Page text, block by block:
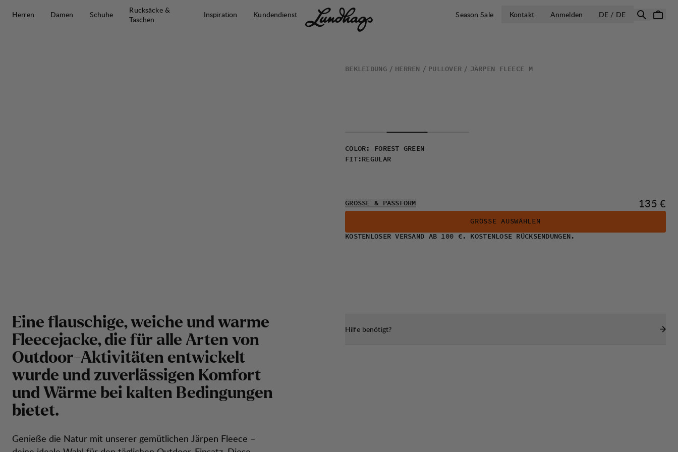
Herren
Damen Schuhe
Rucksäcke &
Taschen
Inspiration Kundendienst Season Sale Kontakt Anmelden DE / DELAND
BEKLEIDUNG HERREN PULLOVER JÄRPEN FLEECE M
COLOR :
FOREST GREEN
FIT: REGULAR
GRÖSSE & PASSFORM Preis:
135 €
GRÖSSE AUSWÄHLEN
KOSTENLOSER VERSAND AB 100 €. KOSTENLOSE RÜCKSENDUNGEN.
Eine flauschige, weiche und warme
Fleecejacke, die für alle Arten von
Outdoor-Aktivitäten entwickelt
wurde und zuverlässigen Komfort
und Wärme bei kalten Bedingungen
bietet.
Genieße die Natur mit unserer gemütlichen Järpen Fleece –
Hilfe benötigt?